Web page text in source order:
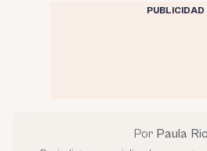
PUBLICIDAD
Por Paula